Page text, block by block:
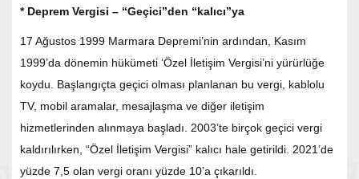
* Deprem Vergisi – “Geçici”den “kalıcı”ya
17 Ağustos 1999 Marmara Depremi’nin ardından, Kasım
1999’da dönemin hükümeti ‘Özel İletişim Vergisi’ni yürürlüğe
koydu. Başlangıçta geçici olması planlanan bu vergi, kablolu
TV, mobil aramalar, mesajlaşma ve diğer iletişim
hizmetlerinden alınmaya başladı. 2003’te birçok geçici vergi
kaldırılırken, “Özel İletişim Vergisi” kalıcı hale getirildi. 2021’de
yüzde 7,5 olan vergi oranı yüzde 10’a çıkarıldı.